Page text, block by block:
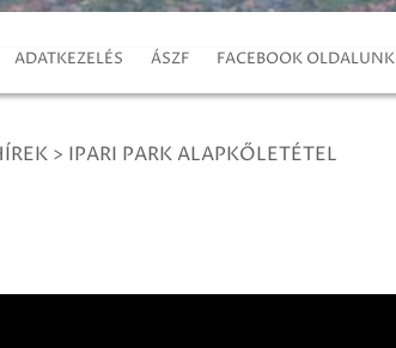
ADATKEZELÉS ÁSZF FACEBOOK OLDALUNK
> IPARI PARK ALAPKŐLETÉTEL